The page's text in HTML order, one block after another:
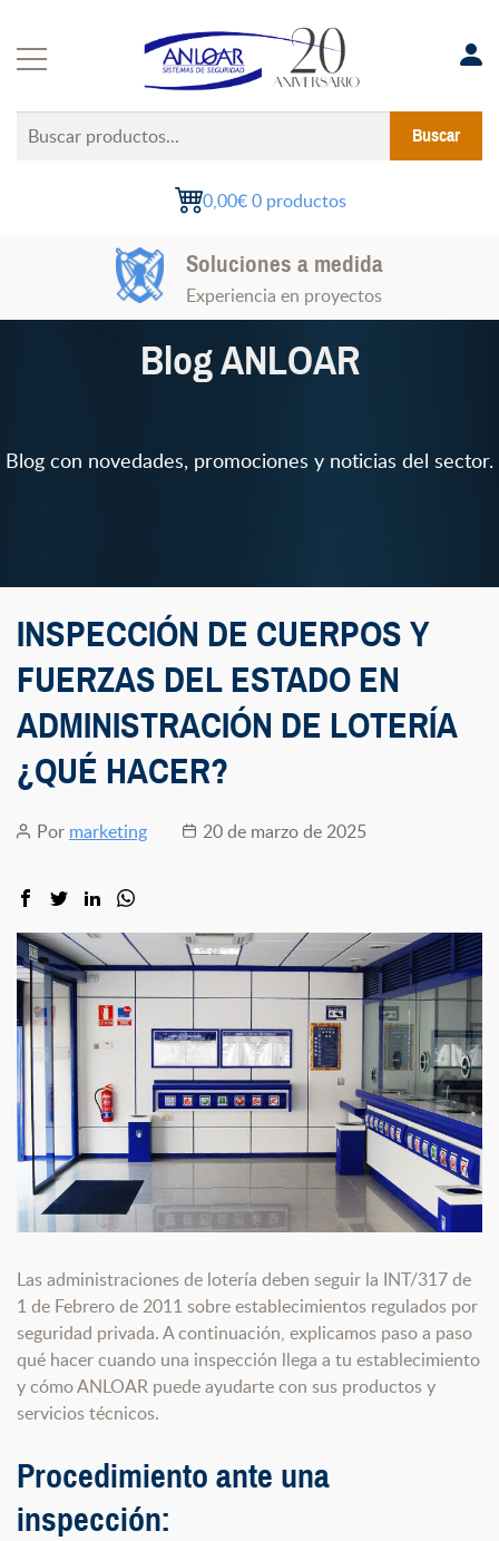
contenido
Buscar
productos...
Buscar
0,00€0 productos
Instalaciones Certificadas
Todo el territorio nacional
Soluciones a medida
Experiencia en proyectos
Blog ANLOAR
Blog con novedades, promociones y noticias del sector.
INSPECCIÓN DE CUERPOS Y
FUERZAS DEL ESTADO EN
ADMINISTRACIÓN DE LOTERÍA
¿QUÉ HACER?
Autor
la
entrada
Por marketing
Fecha20 de marzo de 2025
Las administraciones de lotería deben seguir la INT/317 de
1 de Febrero de 2011 sobre establecimientos regulados por
seguridad privada. A continuación, explicamos paso a paso
qué hacer cuando una inspección llega a tu establecimiento
y cómo ANLOAR puede ayudarte con sus productos y
servicios técnicos.
Procedimiento ante una
inspección: